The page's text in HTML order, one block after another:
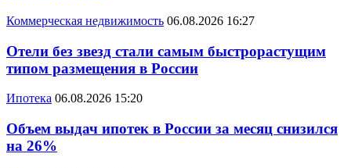
Коммерческая недвижимость 06.08.2026 16:27
Отели без звезд стали самым быстрорастущим
типом размещения в России
Ипотека 06.08.2026 15:20
Объем выдач ипотек в России за месяц снизился
на 26%